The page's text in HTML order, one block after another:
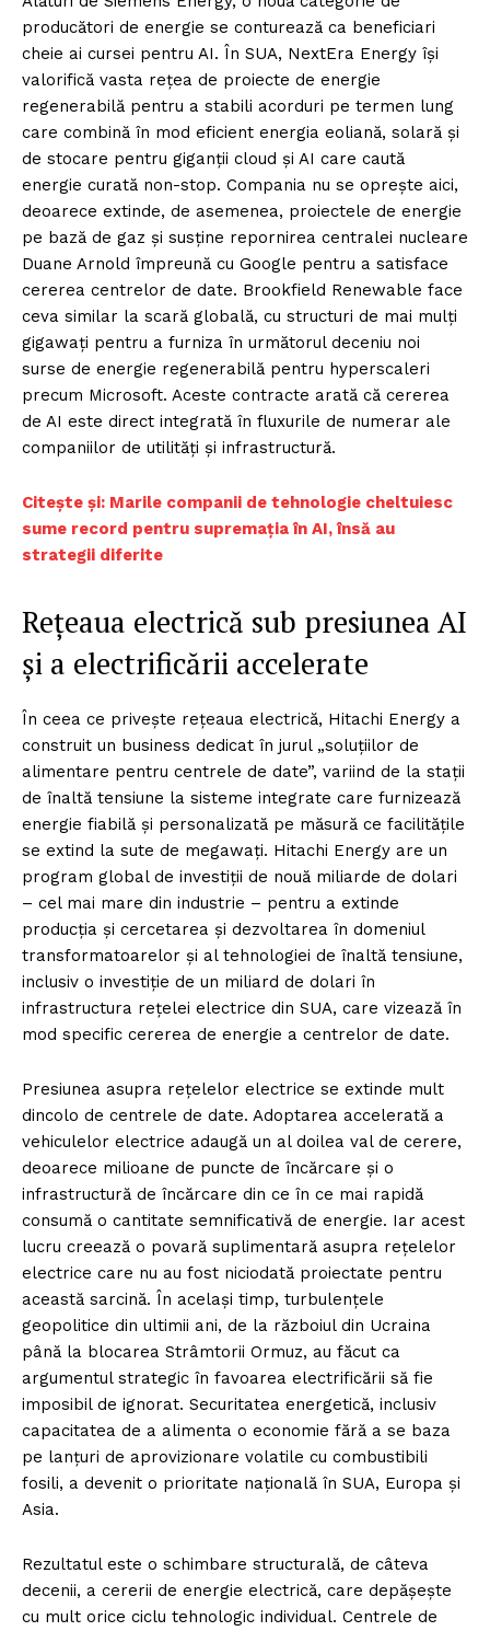
producători de energie se conturează ca beneficiari
cheie ai cursei pentru AI. În SUA, NextEra Energy își
valorifică vasta rețea de proiecte de energie
regenerabilă pentru a stabili acorduri pe termen lung
care combină în mod eficient energia eoliană, solară și
de stocare pentru giganții cloud și AI care caută
energie curată non-stop. Compania nu se oprește aici,
deoarece extinde, de asemenea, proiectele de energie
pe bază de gaz și susține repornirea centralei nucleare
Duane Arnold împreună cu Google pentru a satisface
cererea centrelor de date. Brookfield Renewable face
ceva similar la scară globală, cu structuri de mai mulți
gigawați pentru a furniza în următorul deceniu noi
surse de energie regenerabilă pentru hyperscaleri
precum Microsoft. Aceste contracte arată că cererea
de AI este direct integrată în fluxurile de numerar ale
companiilor de utilități și infrastructură.
Citește și: Marile companii de tehnologie cheltuiesc
sume record pentru supremația în AI, însă au
strategii diferite
Rețeaua electrică sub presiunea AI
și a electrificării accelerate
În ceea ce privește rețeaua electrică, Hitachi Energy a
construit un business dedicat în jurul „soluțiilor de
alimentare pentru centrele de date”, variind de la stații
de înaltă tensiune la sisteme integrate care furnizează
energie fiabilă și personalizată pe măsură ce facilitățile
se extind la sute de megawați. Hitachi Energy are un
program global de investiții de nouă miliarde de dolari
– cel mai mare din industrie – pentru a extinde
producția și cercetarea și dezvoltarea în domeniul
transformatoarelor și al tehnologiei de înaltă tensiune,
inclusiv o investiție de un miliard de dolari în
infrastructura rețelei electrice din SUA, care vizează în
mod specific cererea de energie a centrelor de date.
Presiunea asupra rețelelor electrice se extinde mult
dincolo de centrele de date. Adoptarea accelerată a
vehiculelor electrice adaugă un al doilea val de cerere,
deoarece milioane de puncte de încărcare și o
infrastructură de încărcare din ce în ce mai rapidă
consumă o cantitate semnificativă de energie. Iar acest
lucru creează o povară suplimentară asupra rețelelor
electrice care nu au fost niciodată proiectate pentru
această sarcină. În același timp, turbulențele
geopolitice din ultimii ani, de la războiul din Ucraina
până la blocarea Strâmtorii Ormuz, au făcut ca
argumentul strategic în favoarea electrificării să fie
imposibil de ignorat. Securitatea energetică, inclusiv
capacitatea de a alimenta o economie fără a se baza
pe lanțuri de aprovizionare volatile cu combustibili
fosili, a devenit o prioritate națională în SUA, Europa și
Asia.
Rezultatul este o schimbare structurală, de câteva
decenii, a cererii de energie electrică, care depășește
cu mult orice ciclu tehnologic individual. Centrele de